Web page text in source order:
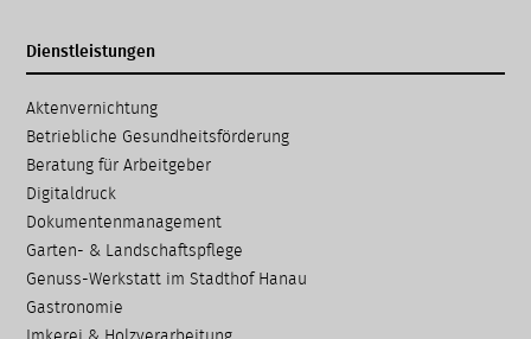
Dienstleistungen
Navigation
überspringen
Aktenvernichtung
Betriebliche Gesundheits­förderung
Beratung für Arbeitgeber
Digitaldruck
Dokumenten­management
Garten- & Landschafts­pflege
Genuss-Werkstatt im Stadthof Hanau
Gastronomie